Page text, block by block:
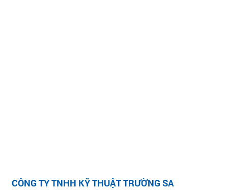
CÔNG TY TNHH KỸ THUẬT TRƯỜNG SA